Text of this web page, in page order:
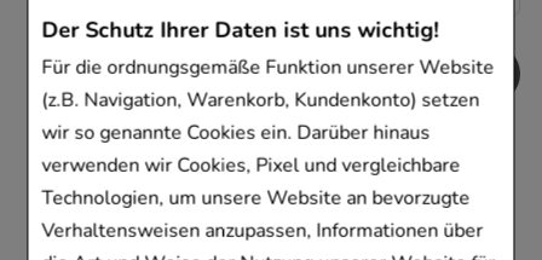
Der Schutz Ihrer Daten ist uns wichtig!
Für die ordnungsgemäße Funktion unserer Website
(z.B. Navigation, Warenkorb, Kundenkonto) setzen
wir so genannte Cookies ein. Darüber hinaus
verwenden wir Cookies, Pixel und vergleichbare
Technologien, um unsere Website an bevorzugte
Verhaltensweisen anzupassen, Informationen über
Kunden, die dieses
Produkt gekauft